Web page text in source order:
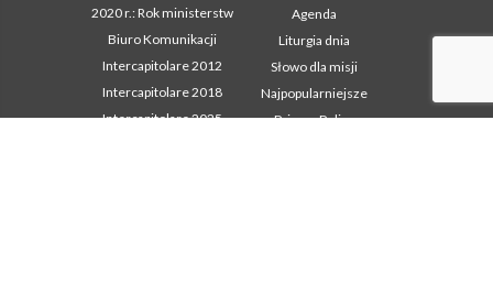
2020 r.: Rok ministerstw
Biuro Komunikacji
Intercapitolare 2012
Intercapitolare 2018
Intercapitolare 2025
Agenda
Liturgia dnia
Słowo dla misji
Najpopularniejsze
Privacy Policy